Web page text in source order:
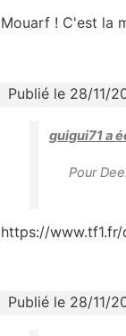
Mouarf ! C'est la
Publié le 28/11/
guigui71 a
Pour
https://www.tf1.fr/
Publié le 28/11/